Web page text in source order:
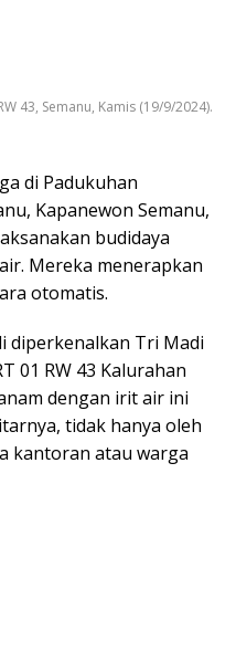
43, Semanu, Kamis (19/9/2024).
di Padukuhan
Kapanewon Semanu,
budidaya
Mereka menerapkan
otomatis.
diperkenalkan Tri Madi
01 RW 43 Kalurahan
dengan irit air ini
tidak hanya oleh
kantoran atau warga